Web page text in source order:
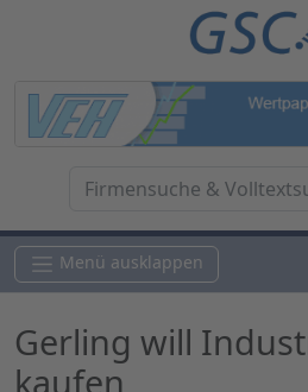
Menü ausklappen
Gerling will
kaufen